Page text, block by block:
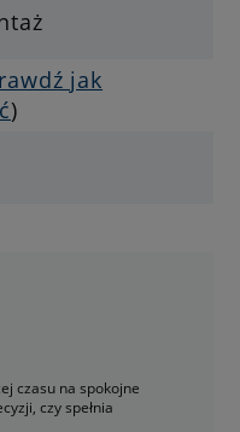
jak
)
czasu na spokojne
czy spełnia